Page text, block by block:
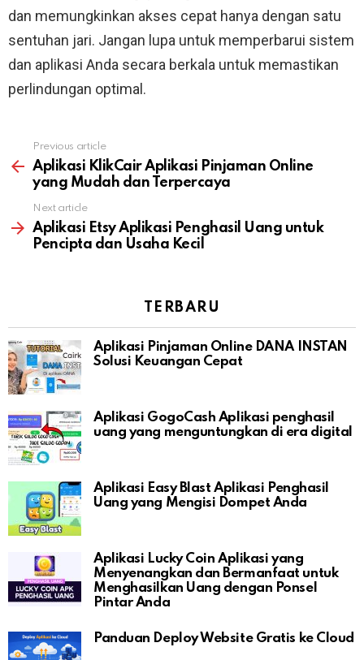
dan memungkinkan akses cepat hanya dengan satu
sentuhan jari. Jangan lupa untuk memperbarui sistem
dan aplikasi Anda secara berkala untuk memastikan
perlindungan optimal.
more
Previous article
Aplikasi KlikCair Aplikasi Pinjaman Online
yang Mudah dan Terpercaya
Next article
Aplikasi Etsy Aplikasi Penghasil Uang untuk
Pencipta dan Usaha Kecil
TERBARU
Aplikasi Pinjaman Online DANA INSTAN
Solusi Keuangan Cepat
Aplikasi GogoCash Aplikasi penghasil
uang yang menguntungkan di era digital
Aplikasi Easy Blast Aplikasi Penghasil
Uang yang Mengisi Dompet Anda
Aplikasi Lucky Coin Aplikasi yang
Menyenangkan dan Bermanfaat untuk
Menghasilkan Uang dengan Ponsel
Pintar Anda
Panduan Deploy Website Gratis ke Cloud